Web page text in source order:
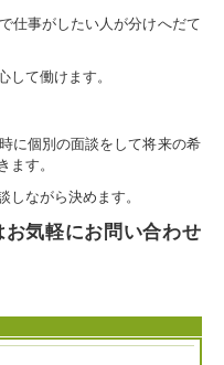
事がしたい人が分けへだて
て働けます。
個別の面談をして将来の希
ます。
ながら決めます。
気軽にお問い合わせ